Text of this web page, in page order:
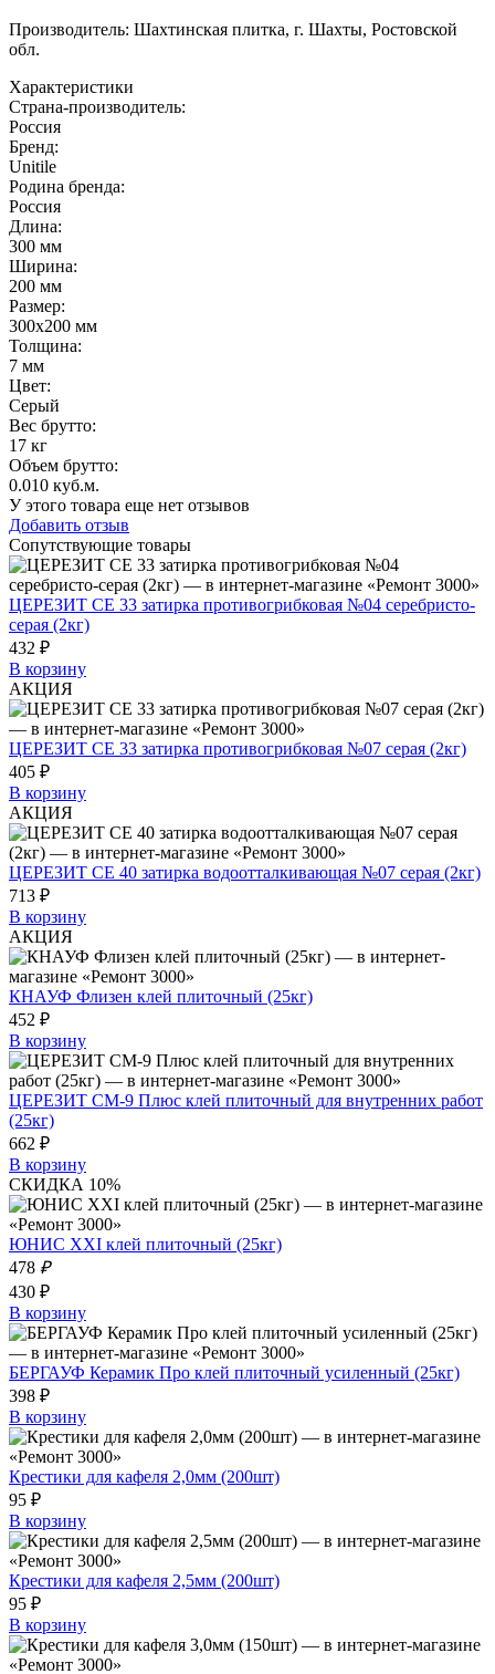
Производитель: Шахтинская плитка, г. Шахты, Ростовской
обл.
Характеристики
Страна-производитель:
Россия
Бренд:
Unitile
Родина бренда:
Россия
Длина:
300 мм
Ширина:
200 мм
Размер:
300х200 мм
Толщина:
7 мм
Цвет:
Серый
Вес брутто:
17 кг
Объем брутто:
0.010 куб.м.
У этого товара еще нет отзывов
Добавить отзыв
Сопутствующие товары
ЦЕРЕЗИТ СЕ 33 затирка противогрибковая №04 серебристо-
серая (2кг)
432 ₽
В корзину
АКЦИЯ
ЦЕРЕЗИТ СЕ 33 затирка противогрибковая №07 серая (2кг)
405 ₽
В корзину
АКЦИЯ
ЦЕРЕЗИТ СЕ 40 затирка водоотталкивающая №07 серая (2кг)
713 ₽
В корзину
АКЦИЯ
КНАУФ Флизен клей плиточный (25кг)
452 ₽
В корзину
ЦЕРЕЗИТ СМ-9 Плюс клей плиточный для внутренних работ
(25кг)
662 ₽
В корзину
СКИДКА 10%
ЮНИС XXI клей плиточный (25кг)
478 ₽
430 ₽
В корзину
БЕРГАУФ Керамик Про клей плиточный усиленный (25кг)
398 ₽
В корзину
Крестики для кафеля 2,0мм (200шт)
95 ₽
В корзину
Крестики для кафеля 2,5мм (200шт)
95 ₽
В корзину